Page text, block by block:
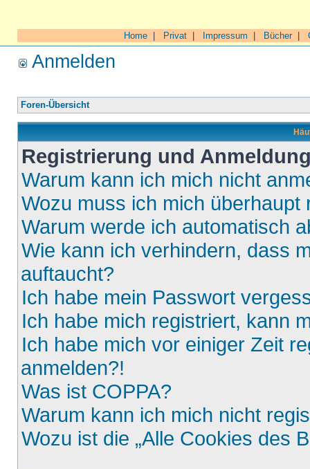
Home Privat Impressum Bücher|
Anmelden
Foren-Übersicht
Registrierung und
Warum kann ich mich nicht
Wozu muss ich mich überhaupt
Warum werde ich automatisch
Wie kann ich verhindern, dass
auftaucht?
Ich habe mein Passwort
Ich habe mich registriert, kann
Ich habe mich vor einiger Zeit
anmelden?!
Was ist COPPA?
Warum kann ich mich nicht
Wozu ist die „Alle Cookies des